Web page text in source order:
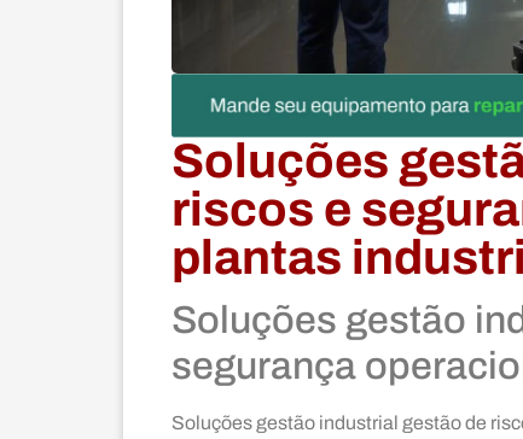
Soluções
riscos e
plantas
Soluções gestão
segurança
Soluções gestão industrial gestão de